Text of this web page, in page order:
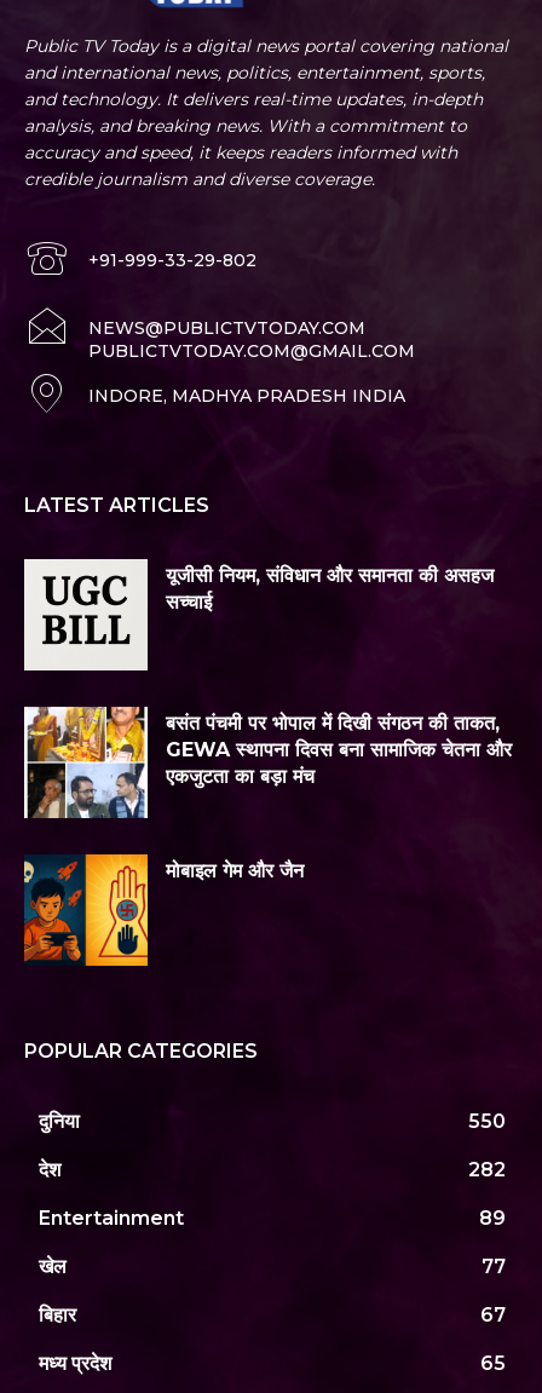
Public TV Today is a digital news portal covering national
and international news, politics, entertainment, sports,
and technology. It delivers real-time updates, in-depth
analysis, and breaking news. With a commitment to
accuracy and speed, it keeps readers informed with
credible journalism and diverse coverage.
+91-999-33-29-802
NEWS@PUBLICTVTODAY.COM
PUBLICTVTODAY.COM@GMAIL.COM
INDORE, MADHYA PRADESH INDIA
LATEST ARTICLES
यूजीसी नियम, संविधान और समानता की असहज
सच्चाई
बसंत पंचमी पर भोपाल में दिखी संगठन की ताकत,
GEWA स्थापना दिवस बना सामाजिक चेतना और
एकजुटता का बड़ा मंच
मोबाइल गेम और जैन
POPULAR CATEGORIES
दुनिया 550
देश 282
Entertainment 89
खेल 77
बिहार 67
मध्य प्रदेश 65